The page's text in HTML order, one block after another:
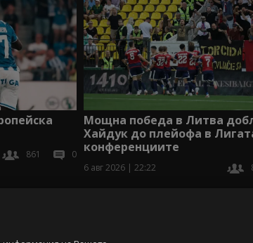
861 0
Мощна победа в Литва
Хайдук до плейофа в
конференциите
6 авг 2026 | 22:22